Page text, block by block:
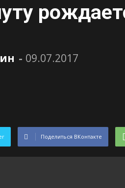
- 09.07.2017
Поделиться ВКонтакте